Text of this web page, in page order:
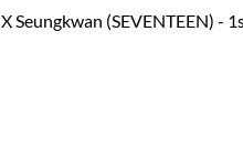
Seungkwan (SEVENTEEN) -